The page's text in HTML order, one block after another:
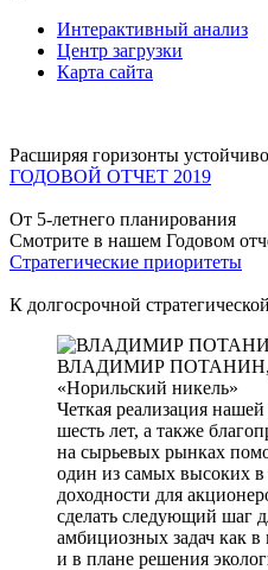
Интерактивный анализ
Центр загрузки
Карта сайта
Расширяя горизонты
ГОДОВОЙ ОТЧЕТ 2019
От 5-летнего планирования
Смотрите в нашем Годовом
Стратегические приоритеты
К долгосрочной
ВЛАДИМИР ПОТАНИН,
«Норильский никель»
Четкая реализация
шесть лет, а также
на сырьевых рынках
один из самых высоких в
доходности для
сделать следующий шаг
амбициозных задач как в
и в плане решения